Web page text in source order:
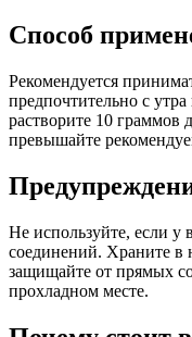
Способ
Рекомендуется
предпочтительно с
растворите 10 граммов
превышайте
Не используйте, если у
соединений. Храните в
защищайте от прямых
прохладном месте.